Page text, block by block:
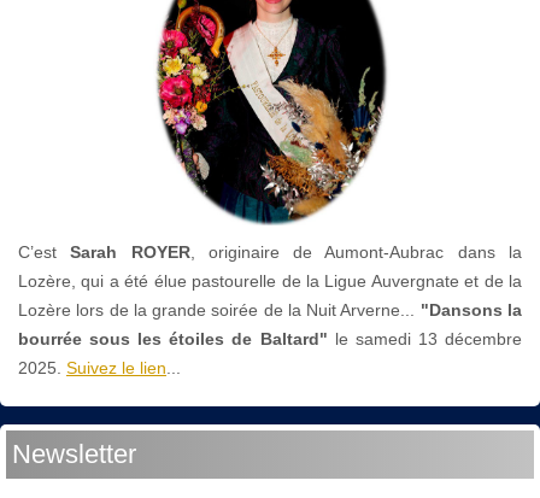
C’estSarah ROYER, originaire de Aumont-Aubrac dans la
Lozère, qui a été élue pastourelle de la Ligue Auvergnate et de la
Lozère lors de la grande soirée de la Nuit Arverne...
"Dansons la
bourrée sous les étoiles de Baltard" le samedi 13 décembre
2025. Suivez le lien
Newsletter